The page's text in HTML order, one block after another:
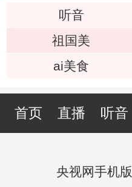
听音
祖国美
ai美食
首页 直播 听音
央视网手机版